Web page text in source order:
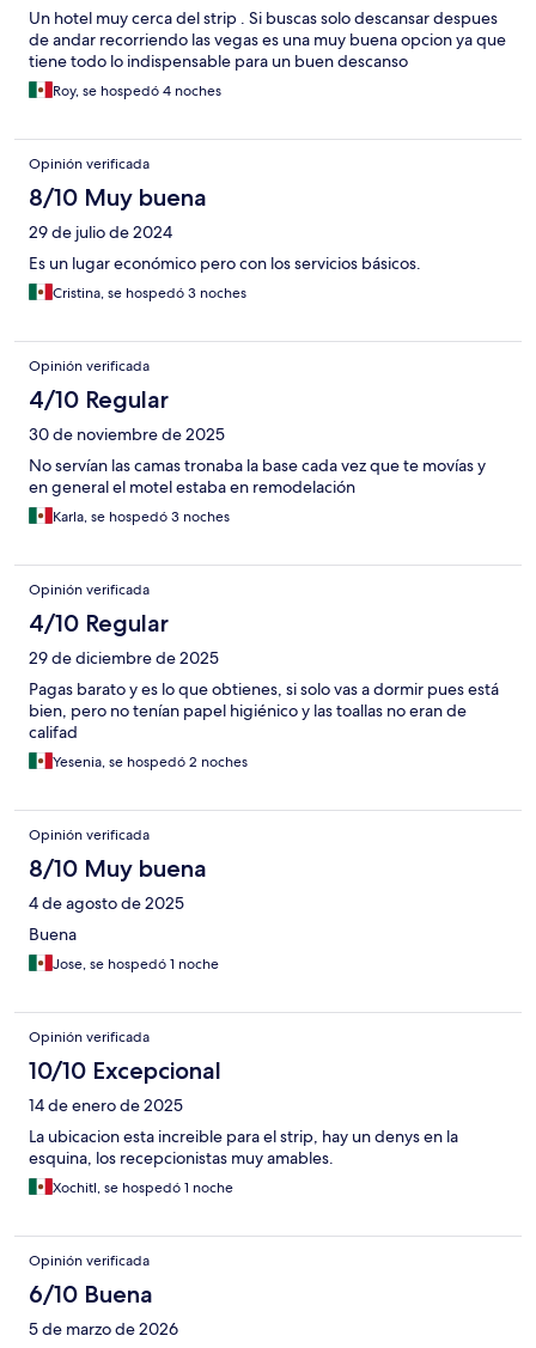
Un hotel muy cerca del strip . Si buscas solo descansar despues
de andar recorriendo las vegas es una muy buena opcion ya que
tiene todo lo indispensable para un buen descanso
Roy, se hospedó 4 noches
Opinión verificada
8/10 Muy buena
29 de julio de 2024
Es un lugar económico pero con los servicios básicos.
Cristina, se hospedó 3 noches
Opinión verificada
4/10 Regular
30 de noviembre de 2025
No servían las camas tronaba la base cada vez que te movías y
en general el motel estaba en remodelación
Karla, se hospedó 3 noches
Opinión verificada
4/10 Regular
29 de diciembre de 2025
Pagas barato y es lo que obtienes, si solo vas a dormir pues está
bien, pero no tenían papel higiénico y las toallas no eran de
califad
Yesenia, se hospedó 2 noches
Opinión verificada
8/10 Muy buena
4 de agosto de 2025
Buena
Jose, se hospedó 1 noche
Opinión verificada
10/10 Excepcional
14 de enero de 2025
La ubicacion esta increible para el strip, hay un denys en la
esquina, los recepcionistas muy amables.
Xochitl, se hospedó 1 noche
Opinión verificada
6/10 Buena
5 de marzo de 2026